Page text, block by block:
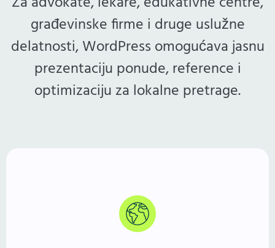
građevinske firme i druge uslužne
delatnosti, WordPress omogućava jasnu
prezentaciju ponude, reference i
optimizaciju za lokalne pretrage.
Više od 40% sajtova pokreće WordPress. Godinama
potvrđeno, fleksibilno i stabilno rešenje — jednako